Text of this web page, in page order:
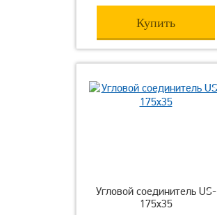
Купить
Угловой соединитель US-
175х35